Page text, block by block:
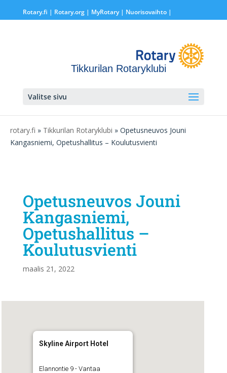
Rotary.fi | Rotary.org| MyRotary | Nuorisovaihto|
Tikkurilan Rotaryklubi
Valitse sivu
rotary.fi » Tikkurilan Rotaryklubi » Opetusneuvos Jouni
Kangasniemi, Opetushallitus – Koulutusvienti
Opetusneuvos Jouni
Kangasniemi,
Opetushallitus –
Koulutusvienti
maalis 21, 2022
Skyline Airport Hotel
Elannontie 9 - Vantaa